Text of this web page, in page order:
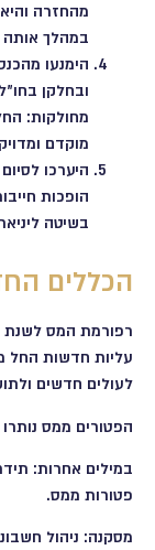
מהחזרה
במהלך
הימנעו
ובחלקן
מחולקות:
מוקדם
הופכות
בשיטה
הכללים
לעולים חדשים
הפטורים ממס
במילים אחרות:
פטורות ממס.
מסקנה: ניהול